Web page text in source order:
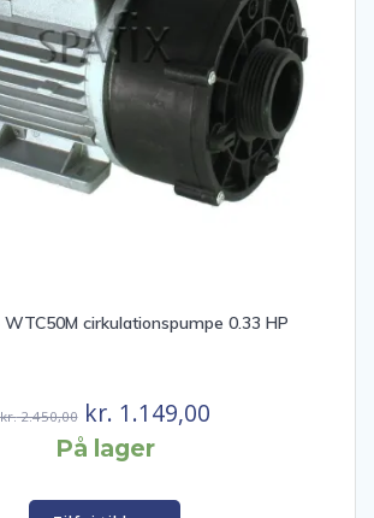
cirkulationspumpe 0.33 HP
kr.2.450,00 Den
oprindelige
kr. 1.149,00Den
På lager